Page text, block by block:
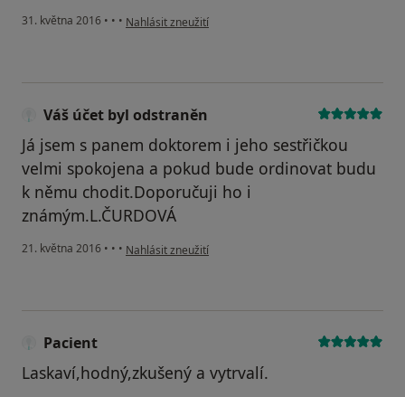
31. května 2016 • • • podle názoru uživatele Váš účet byl odstraněn
Nahlásit zneužití
Váš účet byl odstraněn
Já jsem s panem doktorem i jeho sestřičkou
velmi spokojena a pokud bude ordinovat budu
k němu chodit.Doporučuji ho i
známým.L.ČURDOVÁ
21. května 2016 • • • podle názoru uživatele Váš účet byl odstraněn
Nahlásit zneužití
Pacient
Laskaví,hodný,zkušený a vytrvalí.